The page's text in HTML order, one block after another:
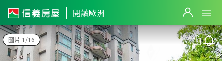
閱讀歐洲
圖片 1/16